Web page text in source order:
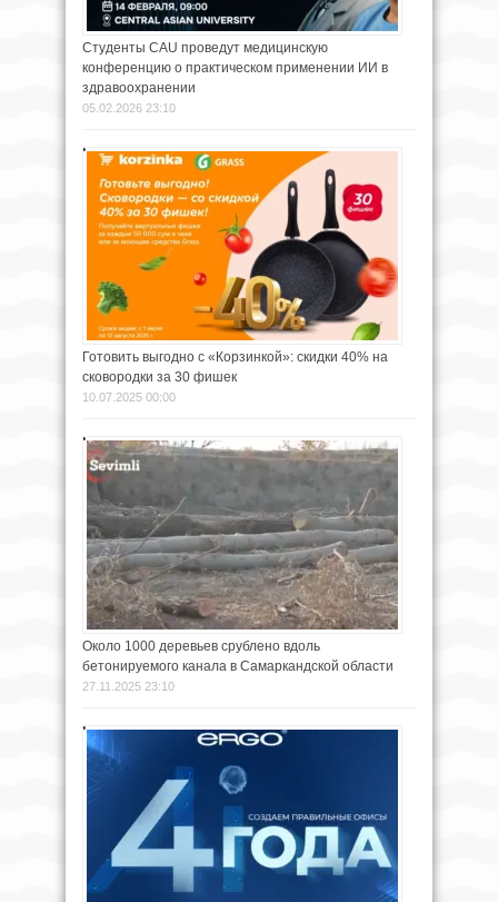
Студенты CAU проведут медицинскую
конференцию о практическом применении ИИ в
здравоохранении
05.02.2026 23:10
Готовить выгодно с «Корзинкой»: скидки 40% на
сковородки за 30 фишек
10.07.2025 00:00
Около 1000 деревьев срублено вдоль
бетонируемого канала в Самаркандской области
27.11.2025 23:10